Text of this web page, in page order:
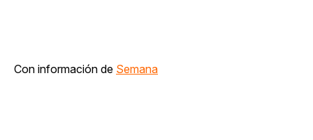
Con información de Semana